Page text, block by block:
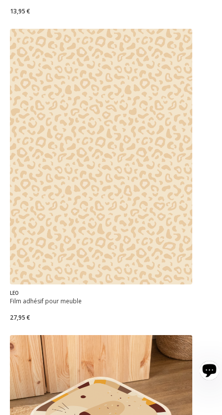
13,95 €
LEO
Film adhésif pour meuble
27,95 €